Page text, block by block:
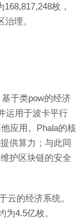
枚，
理。
于类pow的经济
运用于波卡平行
应用。Phala的核
供算力；与此同
护区块链的安全
云的经济系统。
为4.5亿枚。